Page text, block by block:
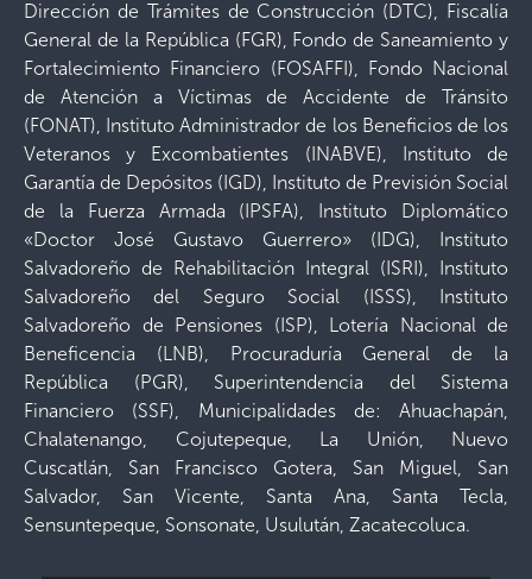
Dirección de Trámites de Construcción (DTC), Fiscalía
General de la República (FGR), Fondo de Saneamiento y
Fortalecimiento Financiero (FOSAFFI), Fondo Nacional
de Atención a Víctimas de Accidente de Tránsito
(FONAT), Instituto Administrador de los Beneficios de los
Veteranos y Excombatientes (INABVE), Instituto de
Garantía de Depósitos (IGD), Instituto de Previsión Social
de la Fuerza Armada (IPSFA), Instituto Diplomático
«Doctor José Gustavo Guerrero» (IDG), Instituto
Salvadoreño de Rehabilitación Integral (ISRI), Instituto
Salvadoreño del Seguro Social (ISSS), Instituto
Salvadoreño de Pensiones (ISP), Lotería Nacional de
Beneficencia (LNB), Procuraduría General de la
República (PGR), Superintendencia del Sistema
Financiero (SSF), Municipalidades de: Ahuachapán,
Chalatenango, Cojutepeque, La Unión, Nuevo
Cuscatlán, San Francisco Gotera, San Miguel, San
Salvador, San Vicente, Santa Ana, Santa Tecla,
Sensuntepeque, Sonsonate, Usulután, Zacatecoluca.